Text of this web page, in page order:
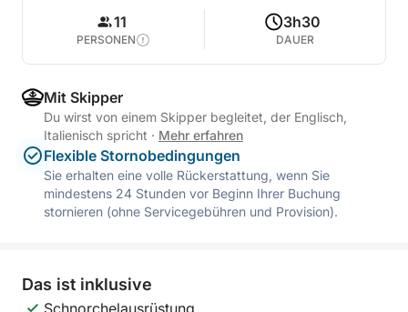
11
PERSONEN
3h30
DAUER
Mit Skipper
Du wirst von einem Skipper begleitet, der Englisch,
Italienisch spricht · Mehr erfahren
Flexible Stornobedingungen
Sie erhalten eine volle Rückerstattung, wenn Sie
mindestens 24 Stunden vor Beginn Ihrer Buchung
stornieren (ohne Servicegebühren und Provision).
Das ist inklusive
Schnorchelausrüstung